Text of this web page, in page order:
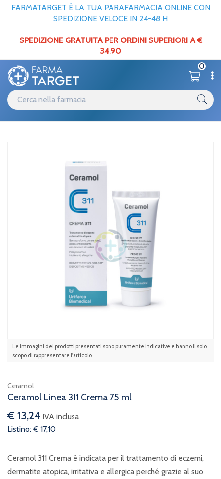
FARMATARGET È LA TUA PARAFARMACIA ONLINE CON
SPEDIZIONE VELOCE IN 24-48 H
SPEDIZIONE GRATUITA PER ORDINI SUPERIORI A €
34,90
0
Le immagini dei prodotti presentati sono puramente indicative e hanno il solo
scopo di rappresentare l'articolo.
Ceramol
Ceramol Linea 311 Crema 75 ml
€ 13,24 IVA inclusa
Listino: € 17,10
Ceramol 311 Crema è indicata per il trattamento di eczemi,
dermatite atopica, irritativa e allergica perché grazie al suo